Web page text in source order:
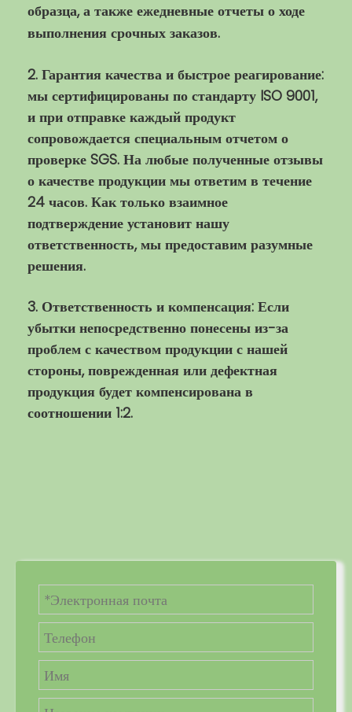
образца, а также ежедневные отчеты о ходе
выполнения срочных заказов.
2. Гарантия качества и быстрое реагирование:
мы сертифицированы по стандарту ISO 9001,
и при отправке каждый продукт
сопровождается специальным отчетом о
проверке SGS. На любые полученные отзывы
о качестве продукции мы ответим в течение
24 часов. Как только взаимное
подтверждение установит нашу
ответственность, мы предоставим разумные
решения.
3. Ответственность и компенсация: Если
убытки непосредственно понесены из-за
проблем с качеством продукции с нашей
стороны, поврежденная или дефектная
продукция будет компенсирована в
соотношении 1:2.